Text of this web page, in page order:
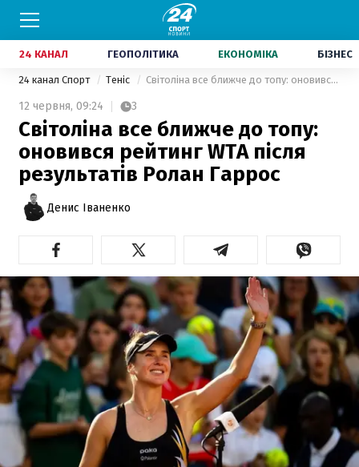
24 КАНАЛ ГЕОПОЛІТИКА ЕКОНОМІКА БІЗНЕС
24 канал Спорт Теніс Світоліна все ближче до топу: оновився рейтинг WTA після результатів Ролан Гаррос
12 червня, 09:24 3
Світоліна все ближче до топу:
оновився рейтинг WTA після
результатів Ролан Гаррос
Денис Іваненко